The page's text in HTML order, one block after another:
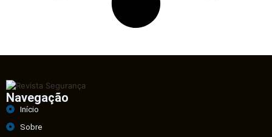
Navegação
Início
Sobre